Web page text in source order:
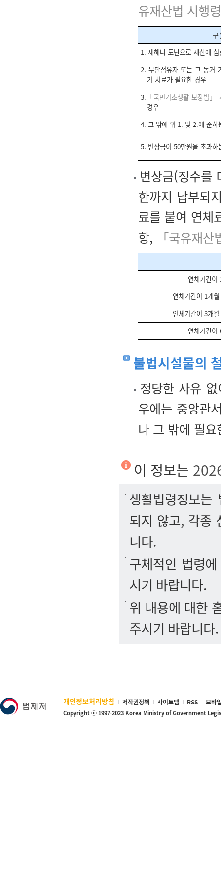
유재산법 시행
구
1. 재해나 도난으로 재산에
2. 무단점유자 또는 그 동거
기 치료가 필요한 경우
3. 「국민기초생활 보장법」
경우
4. 그 밖에 위 1. 및 2.에 준하
5. 변상금이 50만원을 초과하
변상금(징수를
한까지 납부되
료를 붙여 연체
항,
「국유재
연체기간이
연체기간이 1개
연체기간이 3개
연체기간이
불법시설물의
정당한 사유
우에는 중앙관
나 그 밖에 필
이 정보는
생활법령정보
되지 않고, 각종
니다.
구체적인 법령
시기 바랍니다.
위 내용에 대한
주시기 바랍니다.
개인정보처리방침 저작권정책 사이트맵 RSS 모바
Copyright ⓒ 1997-2023 Korea Ministry of Government